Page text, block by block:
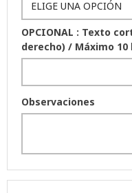
OPCIONAL : Texto
derecho) / Máximo 10
Observaciones